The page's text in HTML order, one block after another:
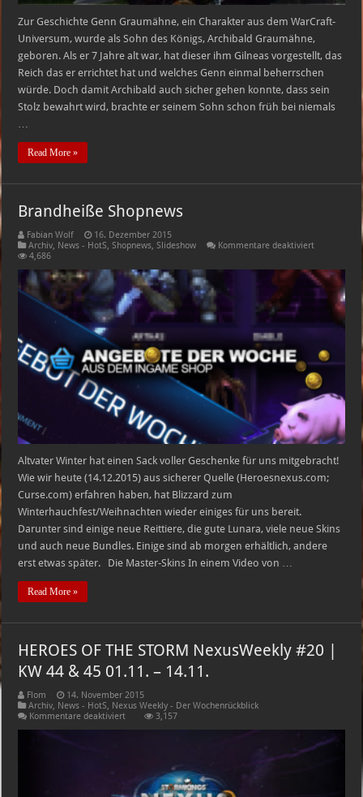
Zur Geschichte Genn Graumähne, ein Charakter aus dem WarCraft-
Universum, wurde als Sohn des Königs, Archibald Graumähne,
geboren. Als er 7 Jahre alt war, hat dieser ihm Gilneas vorgestellt, das
Reich das er errichtet hat und welches Genn einmal beherrschen
würde. Doch damit Archibald auch sicher gehen konnte, dass sein
Stolz bewahrt wird, brachte er seinem Sohn schon früh bei niemals
…
Read More »
Brandheiße Shopnews
Fabian Wolf
16. Dezember 2015
Archiv, News - HotS,Shopnews,Slideshow Kommentare deaktiviertfür
4,686
Altvater Winter hat einen Sack voller Geschenke für uns mitgebracht!
Wie wir heute (14.12.2015) aus sicherer Quelle (Heroesnexus.com;
Curse.com) erfahren haben, hat Blizzard zum
Winterhauchfest/Weihnachten wieder einiges für uns bereit.
Darunter sind einige neue Reittiere, die gute Lunara, viele neue Skins
und auch neue Bundles. Einige sind ab morgen erhältlich, andere
erst etwas später. Die Master-Skins In einem Video von …
Read More »
HEROES OF THE STORM NexusWeekly #20 |
KW 44 & 45 01.11. – 14.11.
Flom
14. November 2015
Archiv, News - HotS, Nexus Weekly - Der Wochenrückblick
Kommentare deaktiviertfür
NexusWeekly
3,157